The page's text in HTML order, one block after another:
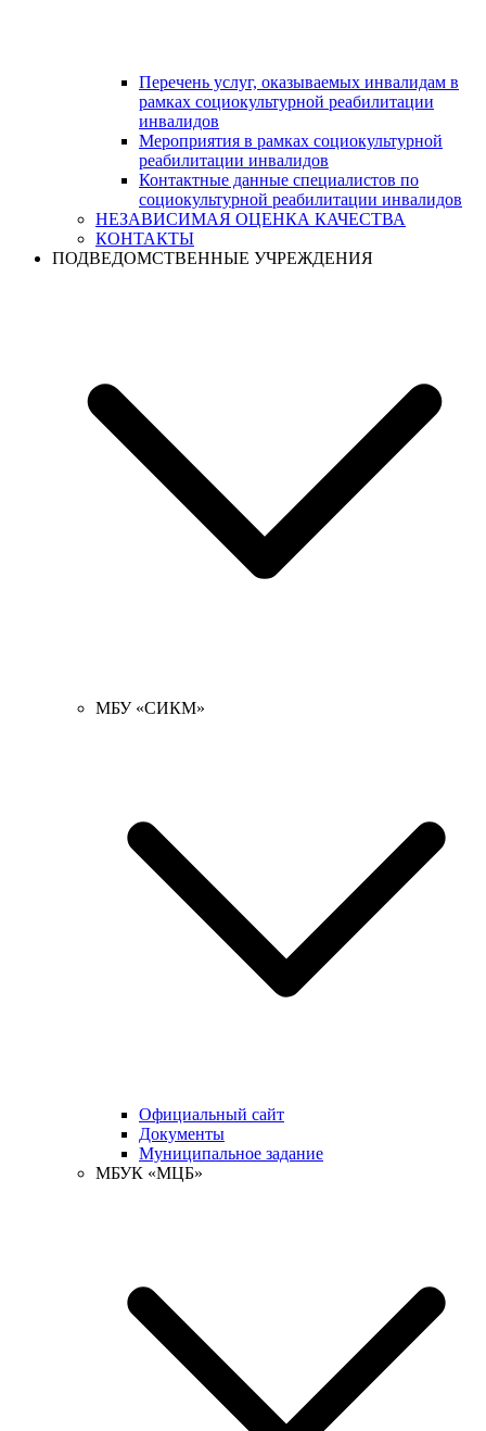
Перечень услуг, оказываемых инвалидам в
рамках социокультурной реабилитации
инвалидов
Мероприятия в рамках социокультурной
реабилитации инвалидов
Контактные данные специалистов по
социокультурной реабилитации инвалидов
НЕЗАВИСИМАЯ ОЦЕНКА КАЧЕСТВА
КОНТАКТЫ
ПОДВЕДОМСТВЕННЫЕ УЧРЕЖДЕНИЯ
МБУ «СИКМ»
Официальный сайт
Документы
Муниципальное задание
МБУК «МЦБ»